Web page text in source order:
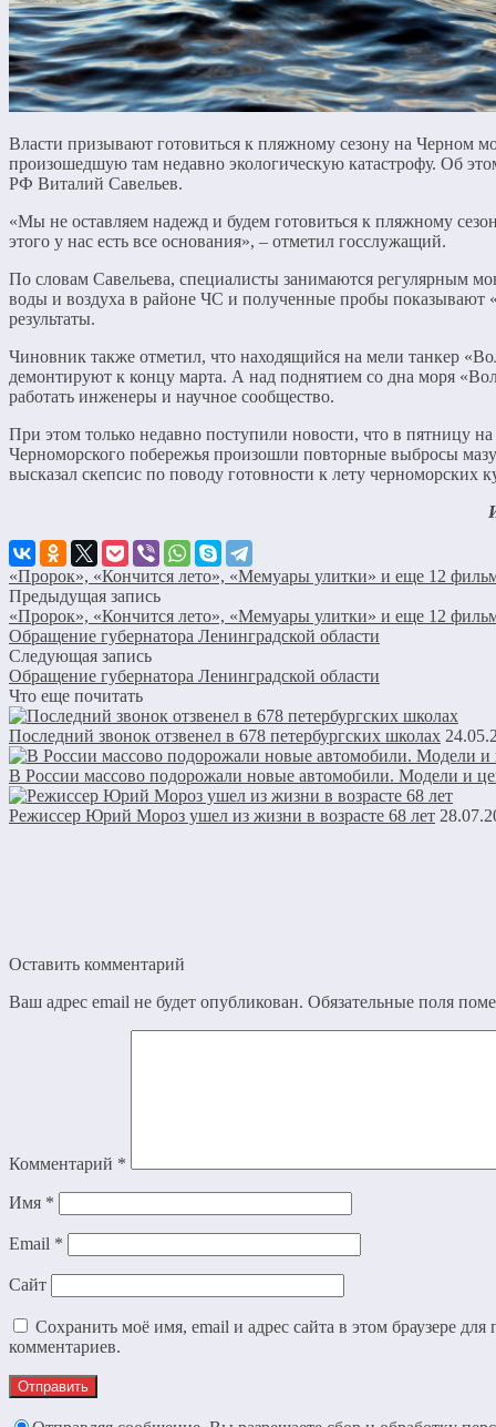
Власти призывают готовиться к пляжному сезону на Черном
произошедшую там недавно экологическую катастрофу. Об
РФ Виталий Савельев.
«Мы не оставляем надежд и будем готовиться к пляжному
этого у нас есть все основания», – отметил госслужащий.
По словам Савельева, специалисты занимаются регулярным
воды и воздуха в районе ЧС и полученные пробы показывают
результаты.
Чиновник также отметил, что находящийся на мели танкер
демонтируют к концу марта. А над поднятием со дна моря
работать инженеры и научное сообщество.
При этом только недавно поступили новости, что в пятницу на
Черноморского побережья произошли повторные выбросы
высказал скепсис по поводу готовности к лету черноморских
«Пророк», «Кончится лето», «Мемуары улитки» и еще 12
Предыдущая запись
«Пророк», «Кончится лето», «Мемуары улитки» и еще 12
Обращение губернатора Ленинградской области
Следующая запись
Обращение губернатора Ленинградской области
Что еще почитать
Последний звонок отзвенел в 678 петербургских школах
В России массово подорожали новые автомобили. Модели и
Режиссер Юрий Мороз ушел из жизни в возрасте 68 лет
Оставить комментарий
Ваш адрес email не будет опубликован. Обязательные поля
Комментарий *
Имя *
Email *
Сайт
Сохранить моё имя, email и адрес сайта в этом браузере
комментариев.